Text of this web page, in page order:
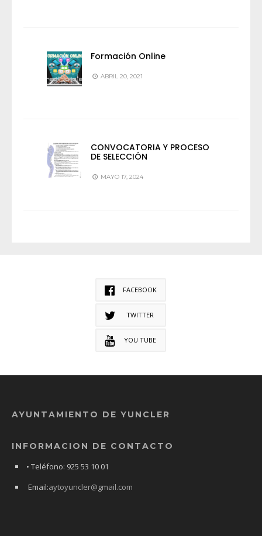
Formación Online
ABRIL 20, 2021
CONVOCATORIA Y PROCESO
DE SELECCIÓN
MAYO 17, 2024
FACEBOOK
TWITTER
YOU TUBE
AYUNTAMIENTO DE YUNCLER
INFORMACION DE CONTACTO
• Teléfono: 925 53 10 01
Email:aytoyuncler@gmail.com